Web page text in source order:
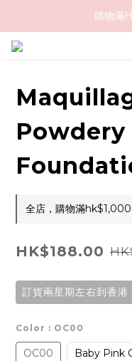
購物滿
購物滿
Powdery
全店，購物滿
HK$188.00
訂貨兩星期左右到香港
Color : OC00
OC00 Baby Pink